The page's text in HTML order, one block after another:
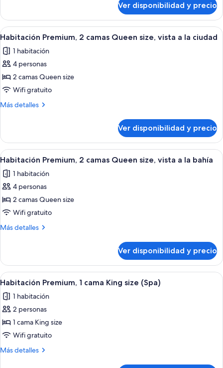
size
(Mobility,
Roll-
In
Shower)
Premium,
cama
size
(Mobility,
In
Shower)
Ver disponibilidad y precio
Ver
todas
las
fotos
de
Habitación
Premium,
Queen
size,
vista
a
la
ciudad
Un paisaje urbano con numerosos
11
Habitación Premium, 2 camas Queen size, vista a la ciudad
1 habitación
4 personas
2 camas Queen size
Wifi gratuito
Más detalles
Más
Premium,
camas
size,
vista
la
ciudad
Ver disponibilidad y precio
Ver
todas
las
fotos
de
Habitación
Premium,
Queen
size,
vista
a
la
bahía
Habitación de hotel con dos camas,
13
Habitación Premium, 2 camas Queen size, vista a la bahía
1 habitación
4 personas
2 camas Queen size
Wifi gratuito
Más detalles
Más
Premium,
camas
size,
vista
la
bahía
Ver disponibilidad y precio
Ver
todas
las
fotos
de
Habitación
Premium,
Un sillón rojo con un cojín blanco,
7
Habitación Premium, 1 cama King size (Spa)
1 habitación
2 personas
1 cama King size
Wifi gratuito
Más detalles
Más